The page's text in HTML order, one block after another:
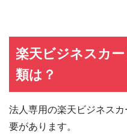
楽天ビジネスカ
類は？
法人専用の楽天ビジネス
要があります。